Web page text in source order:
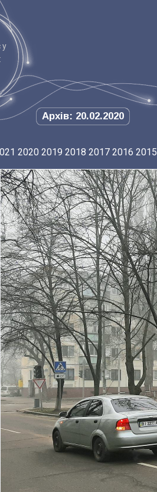
у
Архів: 20.02.2020
2020 2019 2018 2017 2016 2015